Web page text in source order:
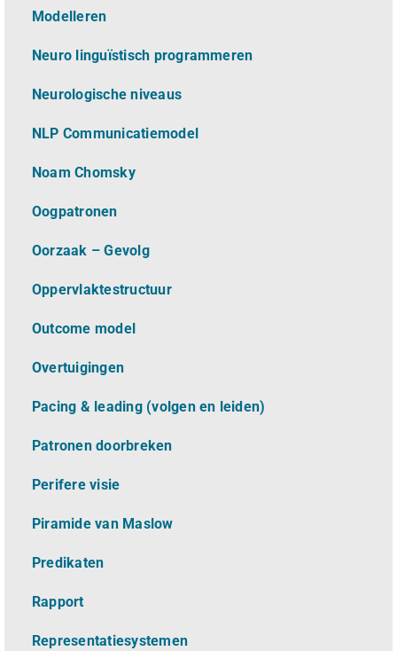
Modelleren
Neuro linguïstisch programmeren
Neurologische niveaus
NLP Communicatiemodel
Noam Chomsky
Oogpatronen
Oorzaak – Gevolg
Oppervlaktestructuur
Outcome model
Overtuigingen
Pacing & leading (volgen en leiden)
Patronen doorbreken
Perifere visie
Piramide van Maslow
Predikaten
Rapport
Representatiesystemen